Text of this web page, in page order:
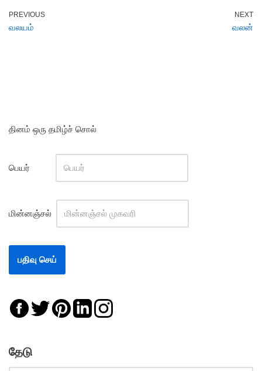
PREVIOUS
வலயம்
NEXT
வலன்
தினம் ஒரு தமிழ்ச் சொல்
பெயர்
மின்னஞ்சல்
தேடு